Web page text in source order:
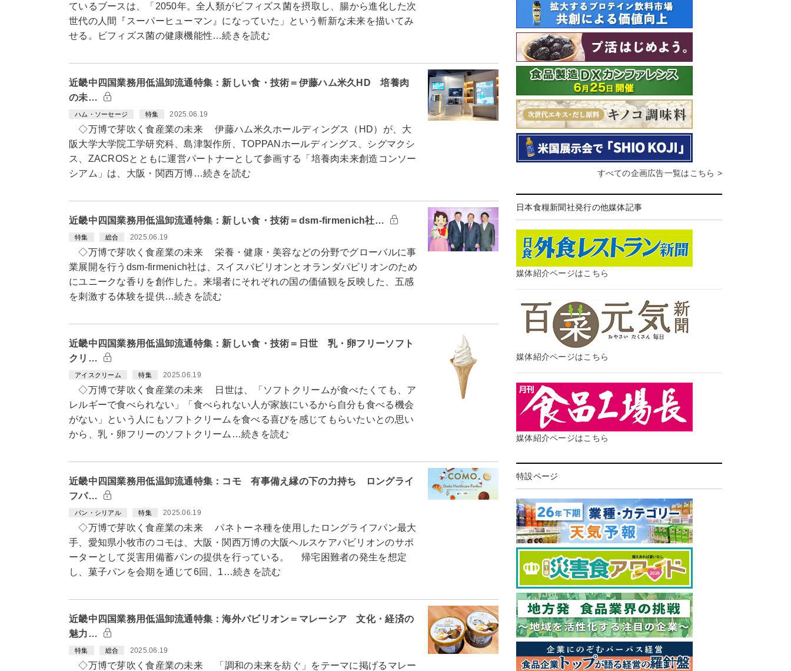
ているブースは、「2050年。全人類がビフィズス菌を摂取し、腸から進化した次
世代の人間『スーパーヒューマン』になっていた」という斬新な未来を描いてみ
せる。ビフィズス菌の健康機能性…続きを読む
近畿中四国業務用低温卸流通特集：新しい食・技術＝伊藤ハム米久HD 培養肉
の未…
ハム・ソーセージ 特集 2025.06.19
◇万博で芽吹く食産業の未来 伊藤ハム米久ホールディングス（HD）が、大
阪大学大学院工学研究科、島津製作所、TOPPANホールディングス、シグマクシ
ス、ZACROSとともに運営パートナーとして参画する「培養肉未来創造コンソー
シアム」は、大阪・関西万博…続きを読む
近畿中四国業務用低温卸流通特集：新しい食・技術＝dsm-firmenich社…
特集 総合 2025.06.19
◇万博で芽吹く食産業の未来 栄養・健康・美容などの分野でグローバルに事
業展開を行うdsm-firmenich社は、スイスパビリオンとオランダパビリオンのため
にユニークな香りを創作した。来場者にそれぞれの国の価値観を反映した、五感
を刺激する体験を提供…続きを読む
近畿中四国業務用低温卸流通特集：新しい食・技術＝日世 乳・卵フリーソフト
クリ…
アイスクリーム 特集 2025.06.19
◇万博で芽吹く食産業の未来 日世は、「ソフトクリームが食べたくても、ア
レルギーで食べられない」「食べられない人が家族にいるから自分も食べる機会
がない」という人にもソフトクリームを食べる喜びを感じてもらいたいとの思い
から、乳・卵フリーのソフトクリーム…続きを読む
近畿中四国業務用低温卸流通特集：コモ 有事備え縁の下の力持ち ロングライ
フパ…
パン・シリアル 特集 2025.06.19
◇万博で芽吹く食産業の未来 パネトーネ種を使用したロングライフパン最大
手、愛知県小牧市のコモは、大阪・関西万博の大阪ヘルスケアパビリオンのサポ
ーターとして災害用備蓄パンの提供を行っている。 帰宅困難者の発生を想定
し、菓子パンを会期を通じて6回、1…続きを読む
近畿中四国業務用低温卸流通特集：海外パビリオン＝マレーシア 文化・経済の
魅力…
特集 総合 2025.06.19
◇万博で芽吹く食産業の未来 「調和の未来を紡ぐ」をテーマに掲げるマレー
すべての企画広告一覧はこちら >
日本食糧新聞社発行の他媒体記事
媒体紹介ページはこちら
媒体紹介ページはこちら
媒体紹介ページはこちら
特設ページ